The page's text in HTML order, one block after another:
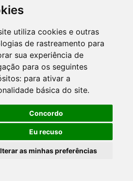
utiliza cookies e outras
de rastreamento para
sua experiência de
para os seguintes
para ativar a
básica do site.
Concordo
Eu recuso
as minhas preferências